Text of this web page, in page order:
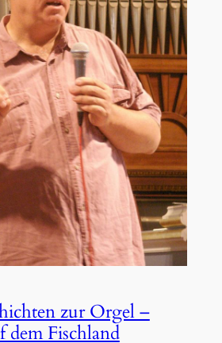
zur Orgel –
dem Fischland